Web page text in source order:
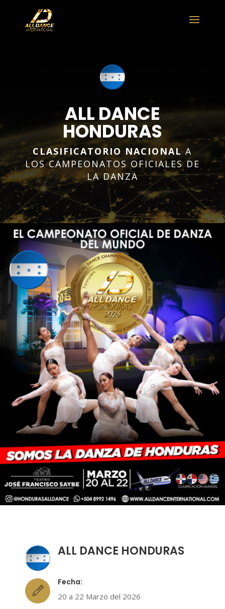
ALL DANCE
HONDURAS
CLASIFICATORIO NACIONAL A
LOS CAMPEONATOS OFICIALES DE
LA DANZA
ALL DANCE HONDURAS
Fecha:
20 a 22 Marzo del 2026